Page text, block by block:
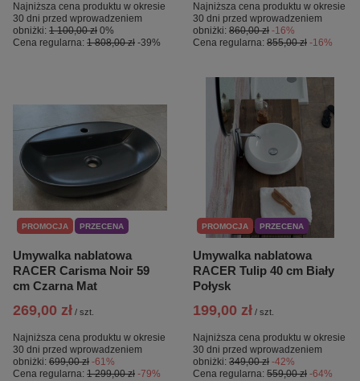
Najniższa cena produktu w okresie
30 dni przed wprowadzeniem
obniżki: 1 100,00 zł 0%
Cena regularna: 1 808,00 zł -39%
Najniższa cena produktu w okresie
30 dni przed wprowadzeniem
obniżki: 860,00 zł -16%
Cena regularna: 855,00 zł -16%
PROMOCJA PRZECENA
Umywalka nablatowa
RACER Carisma Noir 59
cm Czarna Mat
269,00 zł / szt.
Najniższa cena produktu w okresie
30 dni przed wprowadzeniem
obniżki: 699,00 zł -61%
Cena regularna: 1 299,00 zł -79%
PROMOCJA PRZECENA
Umywalka nablatowa
RACER Tulip 40 cm Biały
Połysk
199,00 zł / szt.
Najniższa cena produktu w okresie
30 dni przed wprowadzeniem
obniżki: 349,00 zł -42%
Cena regularna: 559,00 zł -64%